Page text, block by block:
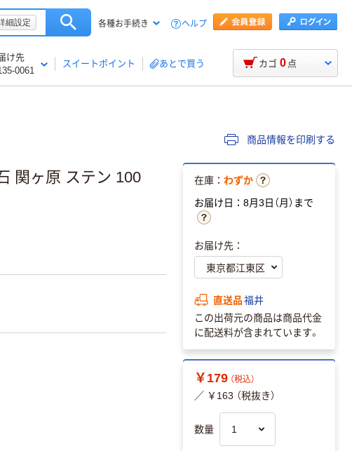
細設定 各種お手続き ヘルプ
け先
0061
スイートポイント あとで買う カゴ 0 点
商品情報を印刷する
関ヶ原 ステン 100
在庫： わずか
お届け日：8月3日（月）まで
お届け先：
直送品福井
この出荷元の商品は商品代金
に配送料が含まれています。
￥179 （税込）
／ ￥163 （税抜き）
数量